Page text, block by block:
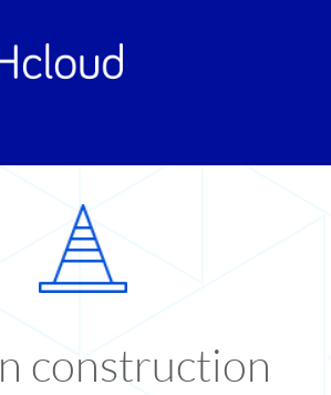
construction